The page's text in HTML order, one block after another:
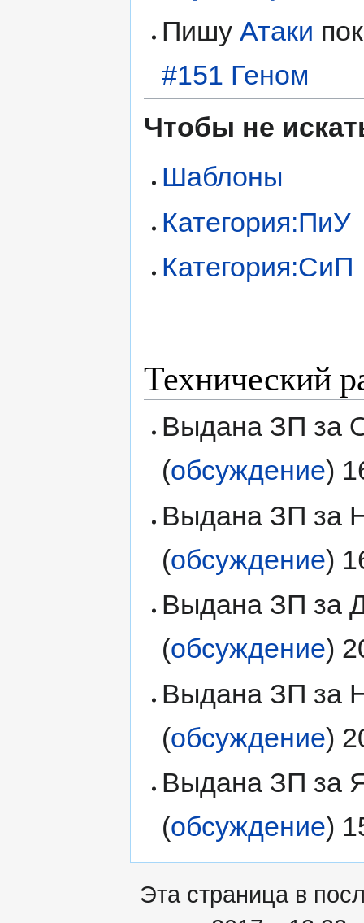
Пишу Атаки
#151 Геном
Чтобы не
Шаблоны
Категория:ПиУ
Категория:СиП
Технический
Выдана ЗП за
(обсуждение)
Выдана ЗП за
(обсуждение)
Выдана ЗП за
(обсуждение)
Выдана ЗП за
(обсуждение)
Выдана ЗП за
(обсуждение)
Эта страница в